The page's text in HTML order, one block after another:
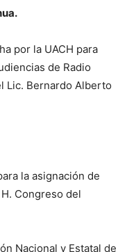
por la UACH para
de Radio
Lic. Bernardo Alberto
la asignación de
Congreso del
Nacional y Estatal de